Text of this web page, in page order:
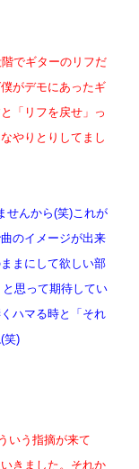
でギターのリフだ
がデモにあったギ
「リフを戻せ」っ
やりとりしてまし
せんから(笑) これが
のイメージが出来
まにして欲しい部
思って期待してい
ハマる時と「それ
笑)
いう指摘が来て
きました。それか